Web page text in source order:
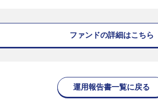
ファンドの詳細はこちら
運用報告書一覧に戻る